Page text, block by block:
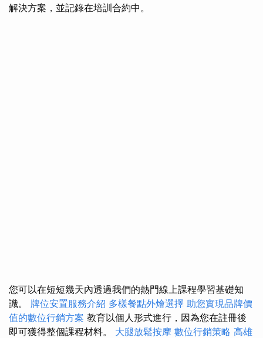
解決方案，並記錄在培訓合約中。
您可以在短短幾天內透過我們的熱門線上課程學習基礎知
識。 牌位安置服務介紹 多樣餐點外燴選擇 助您實現品牌價
值的數位行銷方案 教育以個人形式進行，因為您在註冊後
即可獲得整個課程材料。 大腿放鬆按摩 數位行銷策略 高雄